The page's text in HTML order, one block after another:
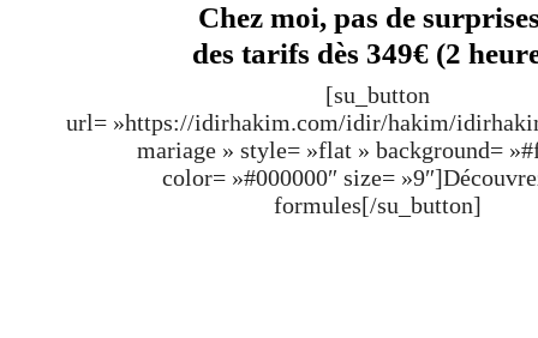
Chez moi, pas de
des tarifs dès 349€ (2
[su_button
url= »https://idirhakim.com/idir/hakim/
mariage » style= »flat » background=
color= »#000000″ size=
formules[/su_button]